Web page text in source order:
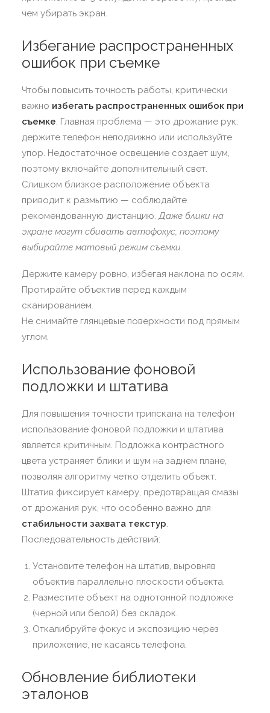
чем убирать экран.
Избегание распространенных
ошибок при съемке
Чтобы повысить точность работы, критически
важно избегать распространенных ошибок при
съемке . Главная проблема — это дрожание рук:
держите телефон неподвижно или используйте
упор. Недостаточное освещение создает шум,
поэтому включайте дополнительный свет.
Слишком близкое расположение объекта
приводит к размытию — соблюдайте
рекомендованную дистанцию. Даже блики на
экране могут сбивать автофокус, поэтому
выбирайте матовый режим съемки.
Держите камеру ровно, избегая наклона по осям.
Протирайте объектив перед каждым
сканированием.
Не снимайте глянцевые поверхности под прямым
углом.
Использование фоновой
подложки и штатива
Для повышения точности трипскана на телефон
использование фоновой подложки и штатива
является критичным. Подложка контрастного
цвета устраняет блики и шум на заднем плане,
позволяя алгоритму четко отделить объект.
Штатив фиксирует камеру, предотвращая смазы
от дрожания рук, что особенно важно для
стабильности захвата текстур
Последовательность действий:
Установите телефон на штатив, выровняв
объектив параллельно плоскости объекта.
Разместите объект на однотонной подложке
(черной или белой) без складок.
Откалибруйте фокус и экспозицию через
приложение, не касаясь телефона.
Обновление библиотеки
эталонов